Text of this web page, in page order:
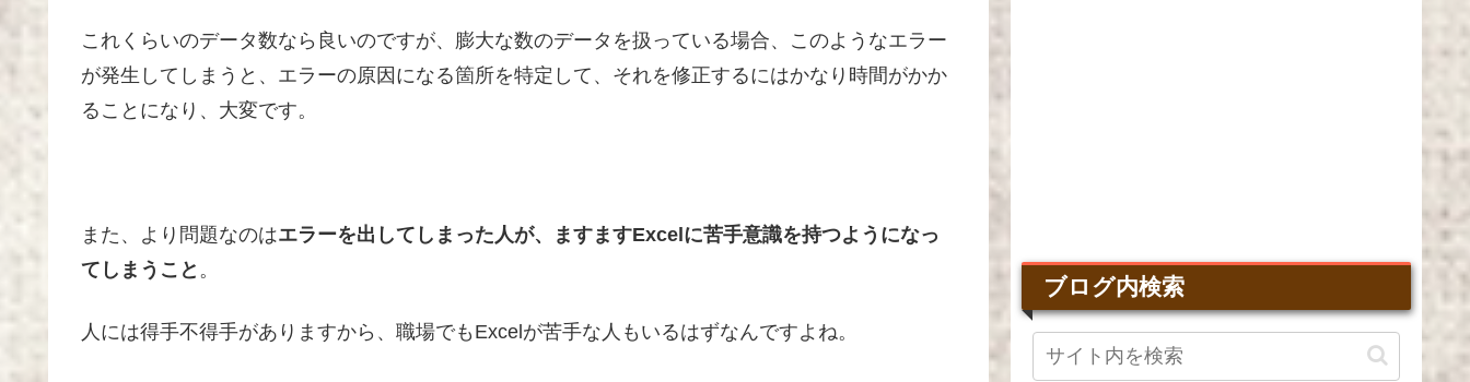
これくらいのデータ数なら良いのですが、膨大な数のデータを扱っている場合、このようなエラー
が発生してしまうと、エラーの原因になる箇所を特定して、それを修正するにはかなり時間がかか
ることになり、大変です。
また、より問題なのはエラーを出してしまった人が、ますますExcelに苦手意識を持つようになっ
てしまうこと 。
人には得手不得手がありますから、職場でもExcelが苦手な人もいるはずなんですよね。
ブログ内検索